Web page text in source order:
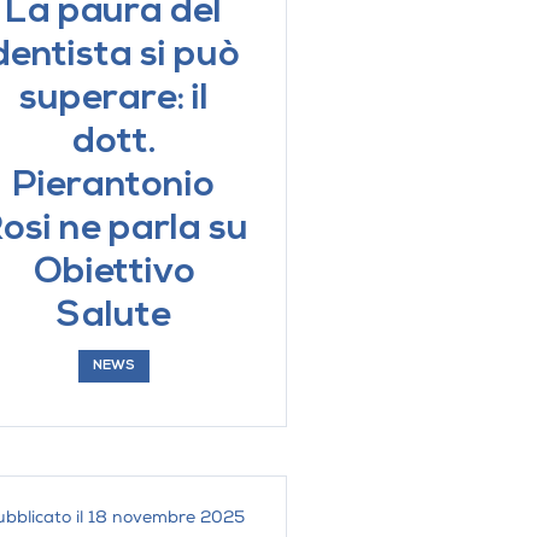
e disturbi dello spettro
e probiotico
La paura del
si può
superare: il
dott.
Pierantonio
ne parla su
Obiettivo
Salute
NEWS
il 18 novembre 2025